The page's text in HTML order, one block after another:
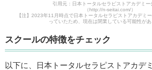
引用元：日本トータルセラピストアカデミー
（http://n-seitai.com/）
【注】2023年11月時点で日本トータルセラピストアカデミ
っていたため、現在は閉業している可能性があ
スクールの特徴をチェック
以下に、日本トータルセラピストアカデ